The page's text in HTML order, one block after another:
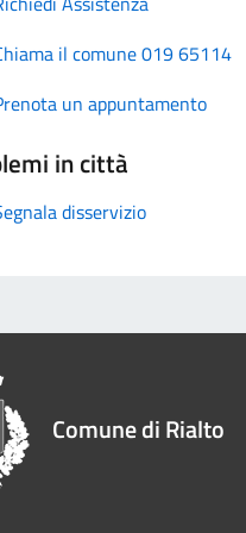
il comune 019 65114
un appuntamento
in città
disservizio
Comune di Rialto